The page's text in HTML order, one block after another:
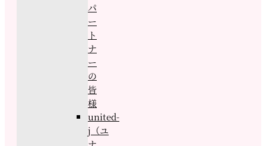
パ
ー
ト
ナ
ー
の
皆
様
united-
j（ユ